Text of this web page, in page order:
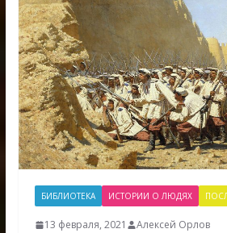
БИБЛИОТЕКА ИСТОРИИ О ЛЮДЯХ
13 февраля, 2021 Алексей Орлов